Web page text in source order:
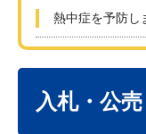
熱中症を予防し
入札・公売